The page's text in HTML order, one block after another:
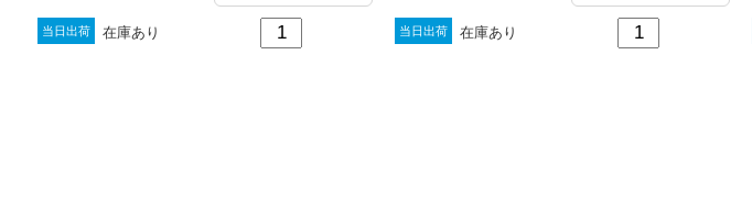
当日出荷 在庫あり 当日出荷 在庫あり